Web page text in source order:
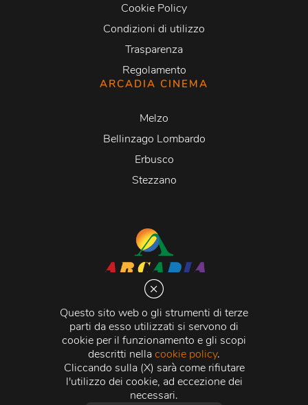
Questo sito web o gli strumenti di terze
parti da esso utilizzati si servono di
cookie per il funzionamento e gli scopi
descritti nellacookie policy.
Cliccando sulla (X) sarà come rifiutare
l'utilizzo dei cookie, ad eccezione dei
necessari.
Cookie Policy
Condizioni di utilizzo
Trasparenza
Regolamento
ARCADIA CINEMA
Melzo
Bellinzago Lombardo
Erbusco
Stezzano
Via Martiri della Libertà 20066 Melzo (MI)
C.C.I.A.A. - R.E.A di Milano n. 1427910
Registro delle Imprese di Milano n. 338392 -
Fiscale e Partita Iva11015840157 | Capitale Sociale
500.000,00 i.v.
Credits:Crea Informatica S.r.l. 2026 © Tutti i diritti
riservati.